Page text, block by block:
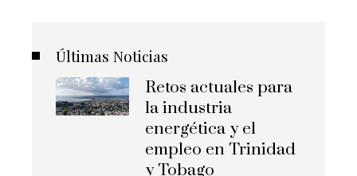
Últimas Noticias
Retos actuales para
la industria
energética y el
empleo en Trinidad
y Tobago